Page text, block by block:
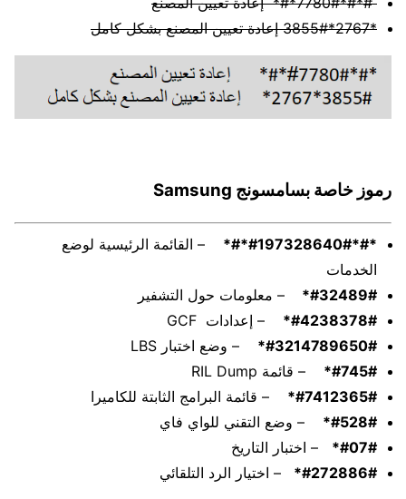
*2767*3855# إعادة تعيين المصنع بشكل كامل
رموز خاصة بسامسونج Samsung
*#*#197328640#*#*
– القائمة الرئيسية لوضع
الخدمات
#32489#*
– معلومات حول التشفير
#4238378#*
– إعدادات GCF
#3214789650#*
– وضع اختبار LBS
#745#*
– قائمة RIL Dump
#7412365#*
– قائمة البرامج الثابتة للكاميرا
#528#*
– وضع التقني للواي فاي
#07#*
– اختبار التاريخ
#272886#*
– اختيار الرد التلقائي